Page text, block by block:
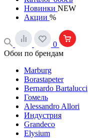
Новинки NEW
Акции %
0
Обои по брендам
Marburg
Borastapeter
Bernardo Bartalucci
Гомель
Alessandro Allori
Индустрия
Grandeco
Elysium